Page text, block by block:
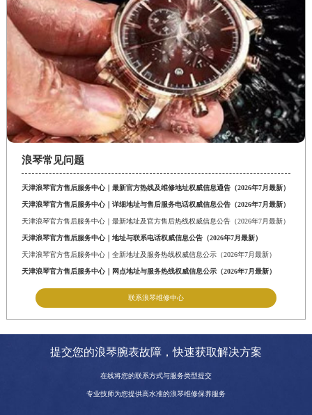
浪琴常见问题
天津浪琴官方售后服务中心｜最新官方热线及维修地址权威信息通告（2026年7月最新）
天津浪琴官方售后服务中心｜详细地址与售后服务电话权威信息公告（2026年7月最新）
天津浪琴官方售后服务中心｜最新地址及官方售后热线权威信息公告（2026年7月最新）
天津浪琴官方售后服务中心｜地址与联系电话权威信息公告（2026年7月最新）
天津浪琴官方售后服务中心｜全新地址及服务热线权威信息公示（2026年7月最新）
天津浪琴官方售后服务中心｜网点地址与服务热线权威信息公示（2026年7月最新）
联系浪琴维修中心
提交您的浪琴腕表故障，快速获取解决方案
在线将您的联系方式与服务类型提交
专业技师为您提供高水准的浪琴维修保养服务